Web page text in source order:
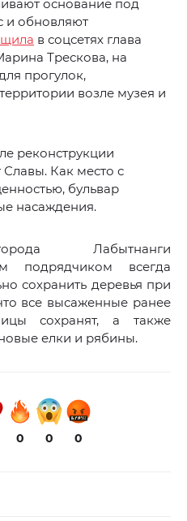
основание под
и обновляют
в соцсетях глава
Трескова, на
прогулок,
возле музея и
реконструкции
Как место с
бульвар
насаждения.
Лабытнанги
подрядчиком всегда
сохранить деревья при
все высаженные ранее
сохранят, а также
елки и рябины.
0 0 0